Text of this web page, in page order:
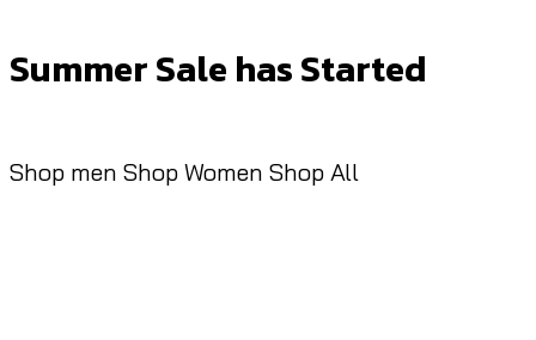
Summer Sale has Started
Shop men Shop Women Shop All